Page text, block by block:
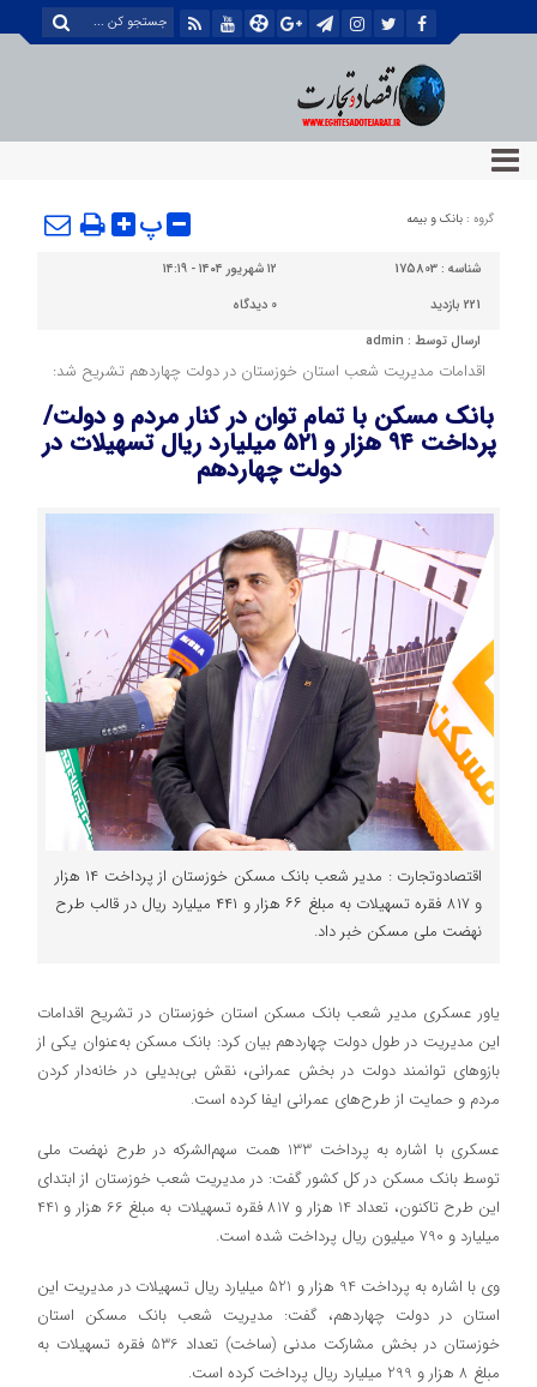
گروه : بانک و بیمه پ
شناسه : 175803
۱۲ شهریور ۱۴۰۴ - ۱۴:۱۹
221 بازدید
0 دیدگاه
ارسال توسط : admin
اقدامات مدیریت شعب استان خوزستان در دولت چهاردهم تشریح شد:
بانک مسکن با تمام توان در کنار مردم و دولت/
پرداخت ۹۴ هزار و ۵۲۱ میلیارد ریال تسهیلات در
دولت چهاردهم
اقتصادوتجارت : مدیر شعب بانک مسکن خوزستان از پرداخت ۱۴ هزار
و ۸۱۷ فقره تسهیلات به مبلغ ۶۶ هزار و ۴۴۱ میلیارد ریال در قالب طرح
نهضت ملی مسکن خبر داد.
یاور عسکری مدیر شعب بانک مسکن استان خوزستان در تشریح اقدامات
این مدیریت در طول دولت چهاردهم بیان کرد: بانک مسکن به‌عنوان یکی از
بازوهای توانمند دولت در بخش عمرانی، نقش بی‌بدیلی در خانه‌دار کردن
مردم و حمایت از طرح‌های عمرانی ایفا کرده است.
عسکری با اشاره به پرداخت 133 همت سهم‌الشرکه در طرح نهضت ملی
توسط بانک مسکن در کل کشور گفت: در مدیریت شعب خوزستان از ابتدای
این طرح تاکنون، تعداد 14 هزار و 817 فقره تسهیلات به مبلغ 66 هزار و 441
میلیارد و 790 میلیون ریال پرداخت شده است.
وی با اشاره به پرداخت 94 هزار و 521 میلیارد ریال تسهیلات در مدیریت این
استان در دولت چهاردهم، گفت: مدیریت شعب بانک مسکن استان
خوزستان در بخش مشارکت مدنی (ساخت) تعداد 536 فقره تسهیلات به
مبلغ 8 هزار و 299 میلیارد ریال پرداخت کرده است.